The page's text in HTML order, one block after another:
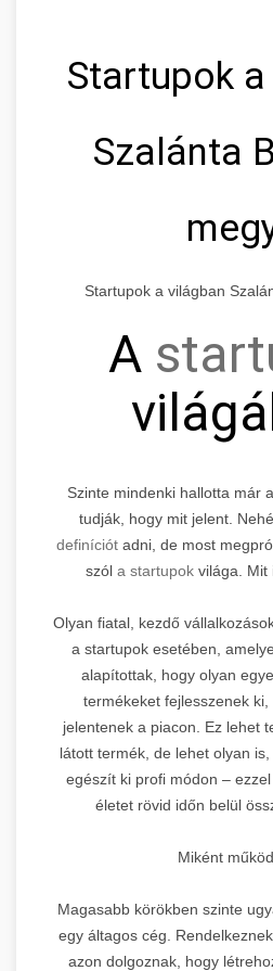
Startupok
Szalánta
Startupok a világban
A
Szinte mindenki hallotta már
tudják, hogy mit jelent.
definíciótadni, de most
szól a startupokvilága. Mit
Olyan fiatal, kezdő
a startupok esetében,
alapítottak, hogy olyan
termékeket fejlesszenek
jelentenek a piacon. Ez lehet
látott termék, de lehet olyan
egészít ki profi módon –
életet rövid időn belül
Miként
Magasabb körökben szinte
egy áltagos cég.
azon dolgoznak, hogy